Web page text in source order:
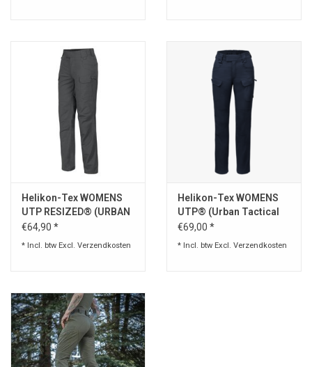
Helikon-Tex WOMENS
UTP RESIZED® (URBAN
TACTICAL PANTS®) -
POLYCOTTON RIPSTOP
€64,90 *
* Incl. btw Excl. Verzendkosten
Helikon-Tex WOMENS
UTP® (Urban Tactical
Pants®) Navy blue
€69,00 *
* Incl. btw Excl. Verzendkosten